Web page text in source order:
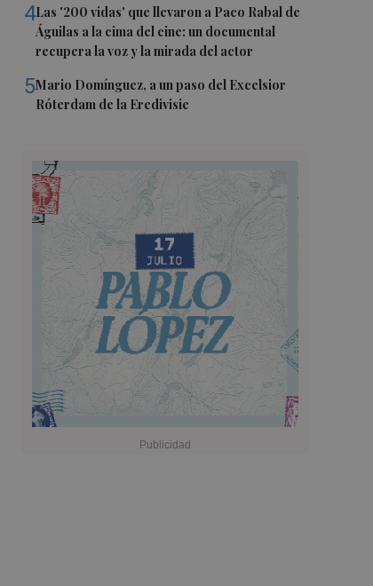
4Las '200 vidas' que llevaron a Paco Rabal de
Águilas a la cima del cine: un documental
recupera la voz y la mirada del actor
5Mario Domínguez, a un paso del Excelsior
Róterdam de la Eredivisie